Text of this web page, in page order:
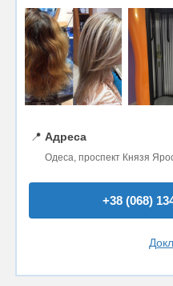
📍 Адреса
Одеса, проспект Князя
+38 (068)